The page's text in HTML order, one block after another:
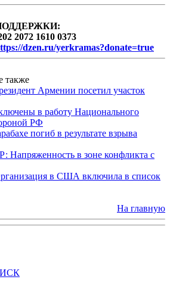
2072 1610 0373
dzen.ru/yerkramas?donate=true
также
Армении посетил участок
в работу Национального
РФ
погиб в результате взрыва
в зоне конфликта с
в США включила в список
На главную